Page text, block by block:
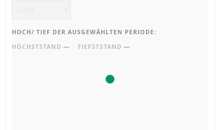
HOCH/ TIEF DER AUSGEWÄHLTEN PERIODE:
HÖCHSTSTAND ― TIEFSTSTAND ―